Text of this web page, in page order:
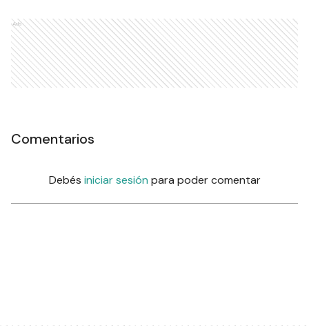
Ads
Comentarios
Debés iniciar sesión para poder comentar